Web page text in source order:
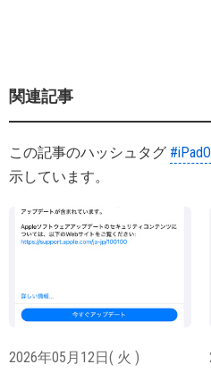
関連記事
この記事のハッシュタグ
示しています。
2026年05月12日( 火 )